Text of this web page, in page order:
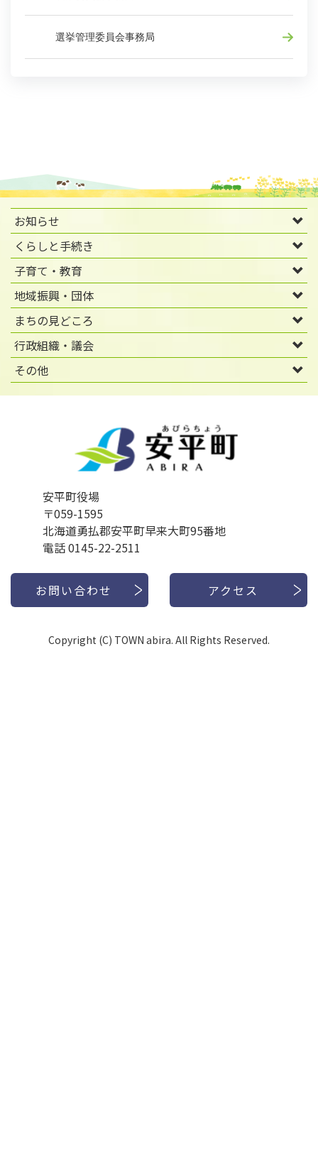
選挙管理委員会事務局
お知らせ
くらしと手続き
子育て・教育
地域振興・団体
まちの見どころ
行政組織・議会
その他
安平町役場
〒059-1595
北海道勇払郡安平町早来大町95番地
電話 0145-22-2511
お問い合わせ アクセス
Copyright (C) TOWN abira. All Rights Reserved.